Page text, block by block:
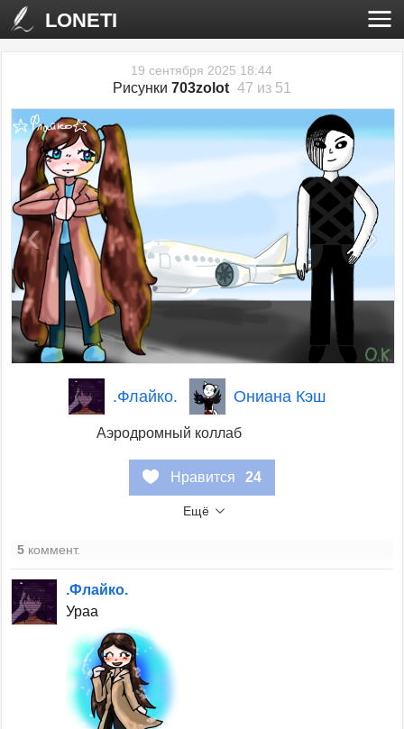
LONETI
19 сентября 2025 18:44
Рисунки 703zolot 47 из 51
‹ ›
.Флайко. Ониана Кэш
Аэродромный коллаб
Нравится 24
Ещё
5 коммент.
.Флайко.
Ураа